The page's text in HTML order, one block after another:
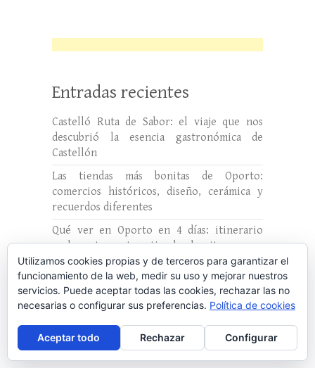
Entradas recientes
Castelló Ruta de Sabor: el viaje que nos
descubrió la esencia gastronómica de
Castellón
Las tiendas más bonitas de Oporto:
comercios históricos, diseño, cerámica y
recuerdos diferentes
Qué ver en Oporto en 4 días: itinerario
real, restaurantes, tiendas bonitas y una
excursión al Duero
El interior de Alicante: el viaje que nadie te
contó en la Comunidad Valenciana
COHERENCIA: quizá la acción más
sostenible
Utilizamos cookies propias y de terceros para garantizar el
funcionamiento de la web, medir su uso y mejorar nuestros
servicios. Puede aceptar todas las cookies, rechazar las no
necesarias o configurar sus preferencias. Política de cookies
Aceptar todo Rechazar Configurar